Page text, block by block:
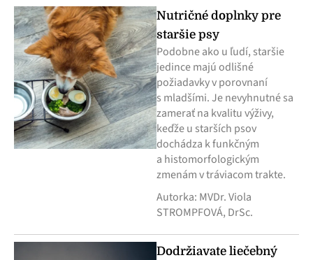
Nutričné doplnky pre
staršie psy
Podobne ako u ľudí, staršie
jedince majú odlišné
požiadavky v porovnaní
s mladšími. Je nevyhnutné sa
zamerať na kvalitu výživy,
keďže u starších psov
dochádza k funkčným
a histomorfologickým
zmenám v tráviacom trakte.
Autorka: MVDr. Viola
STROMPFOVÁ, DrSc.
Dodržiavate liečebný